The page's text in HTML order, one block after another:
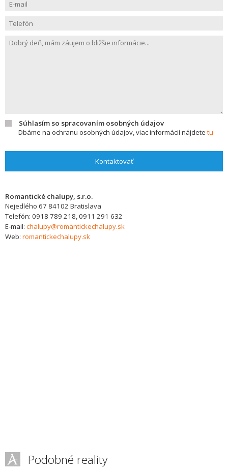
Súhlasím so spracovaním osobných údajov
Dbáme na ochranu osobných údajov, viac informácií nájdete tu
Kontaktovať
Romantické chalupy, s.r.o.
Nejedlého 67 84102 Bratislava
Telefón: 0918 789 218, 0911 291 632
E-mail: chalupy@romantickechalupy.sk
Web: romantickechalupy.sk
Podobné reality